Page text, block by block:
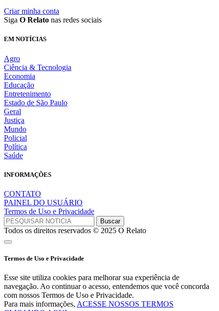
Criar minha conta
Siga O Relato nas redes sociais
EM NOTÍCIAS
Agro
Ciência & Tecnologia
Economia
Educação
Entretenimento
Estado de São Paulo
Geral
Justiça
Mundo
Policial
Política
Saúde
INFORMAÇÕES
CONTATO
PAINEL DO USUÁRIO
Termos de Uso e Privacidade
Todos os direitos reservados © 2025 O Relato
Termos de Uso e Privacidade
Esse site utiliza cookies para melhorar sua experiência de
navegação. Ao continuar o acesso, entendemos que você concorda
com nossos Termos de Uso e Privacidade.
Para mais informações, ACESSE NOSSOS TERMOS